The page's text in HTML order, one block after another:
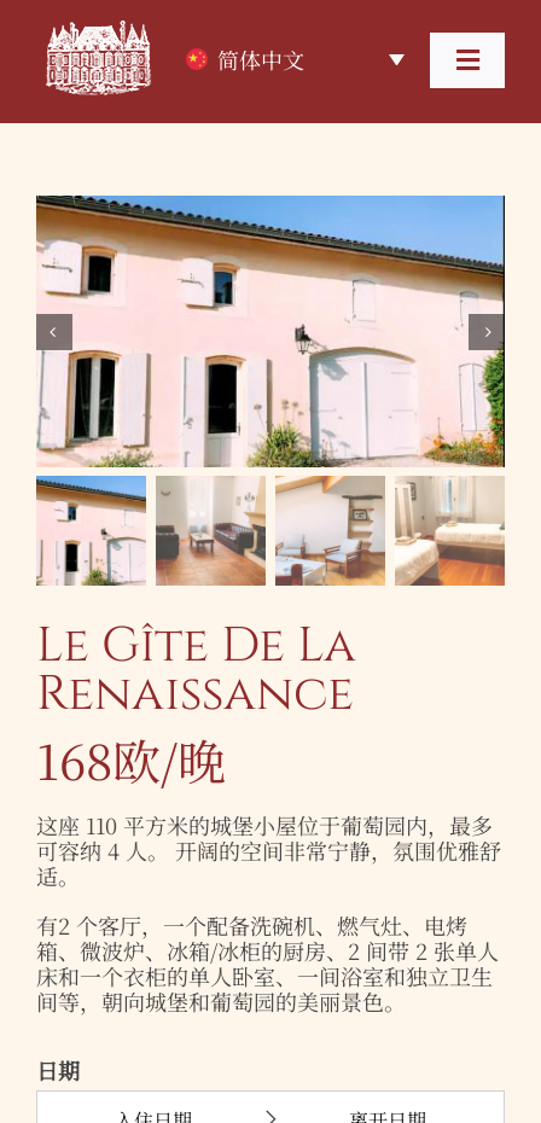
首页
关于酒庄
葡萄酒
葡萄酒旅游
住宿
联系我们
简体中文
 
Le Gîte De La
Renaissance
168欧/晚
这座 110 平方米的城堡小屋位于葡萄园内，最多
可容纳 4 人。 开阔的空间非常宁静，氛围优雅舒
适。
有2 个客厅，一个配备洗碗机、燃气灶、电烤
箱、微波炉、冰箱/冰柜的厨房、2 间带 2 张单人
床和一个衣柜的单人卧室、一间浴室和独立卫生
间等，朝向城堡和葡萄园的美丽景色。
日期